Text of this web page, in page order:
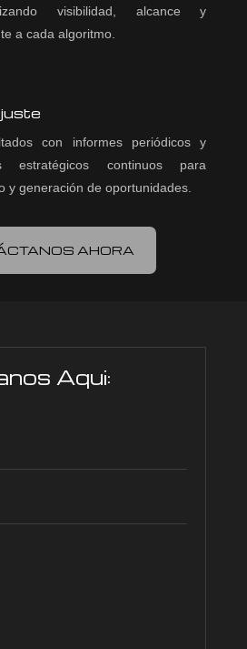
visibilidad, alcance y
a cada algoritmo.
con informes periódicos y
estratégicos continuos para
y generación de oportunidades.
AHORA
Aqui: